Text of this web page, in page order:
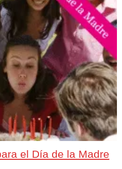
el Día de la Madre